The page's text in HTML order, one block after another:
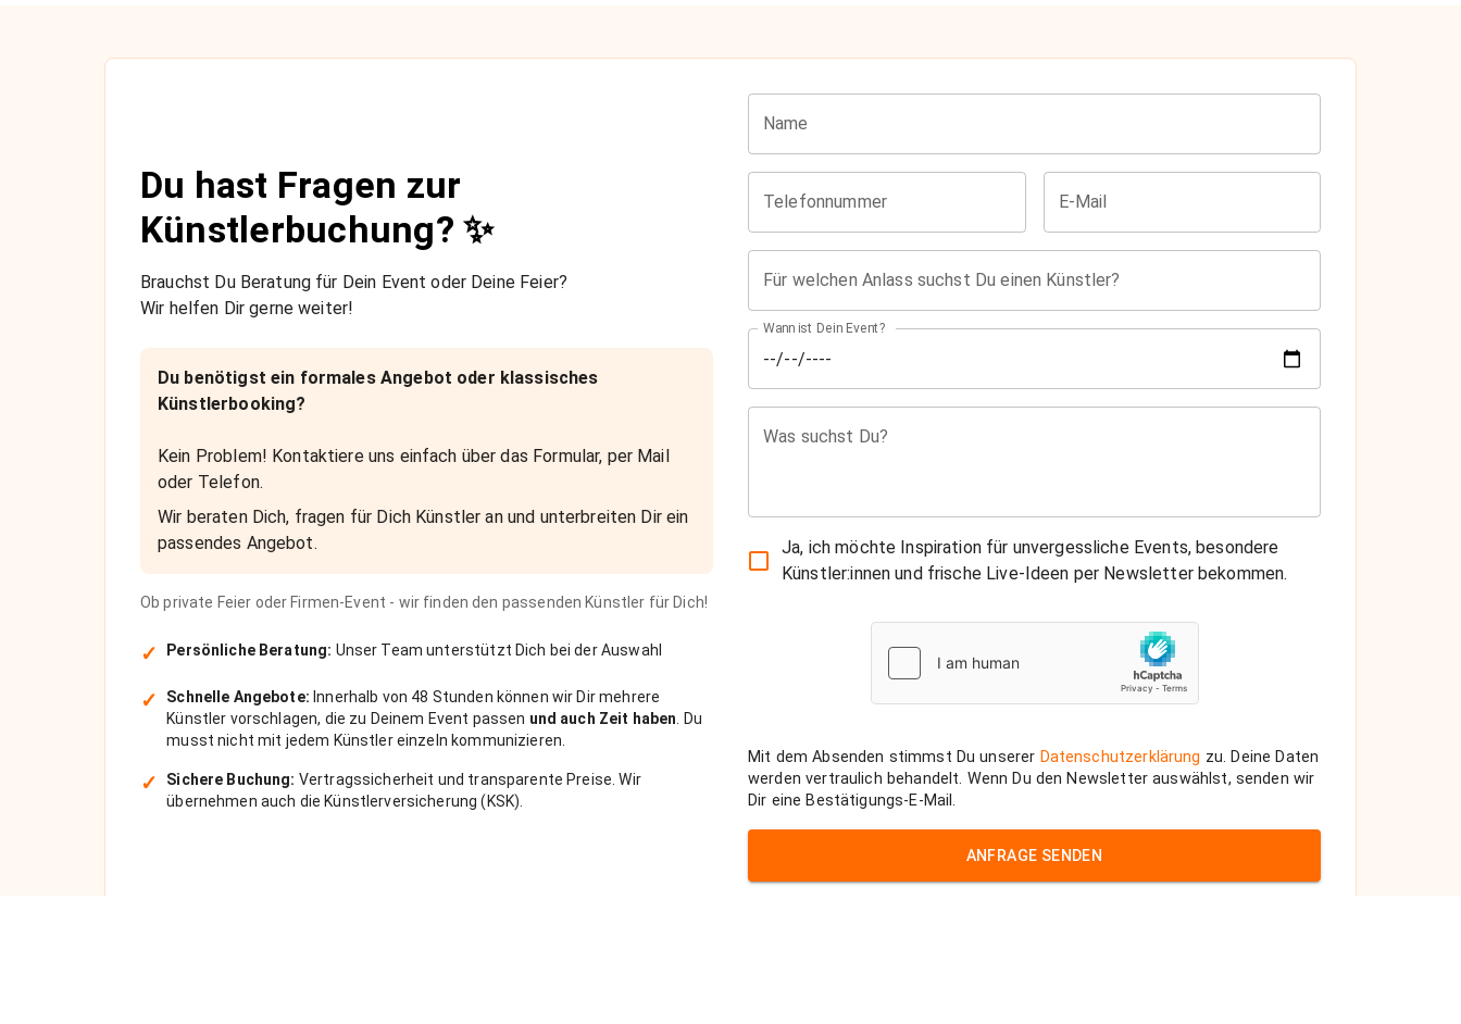
Du hast Fragen zur
Künstlerbuchung? ✨
Brauchst Du Beratung für Dein Event oder Deine Feier?
Wir helfen Dir gerne weiter!
Du benötigst ein formales Angebot oder klassisches
Künstlerbooking?
Kein Problem! Kontaktiere uns einfach über das Formular, per Mail
oder Telefon.
Wir beraten Dich, fragen für Dich Künstler an und unterbreiten Dir ein
passendes Angebot.
Ob private Feier oder Firmen-Event - wir finden den passenden Künstler für Dich!
✓ Persönliche Beratung: Unser Team unterstützt Dich bei der Auswahl
✓ Schnelle Angebote: Innerhalb von 48 Stunden können wir Dir mehrere
Künstler vorschlagen, die zu Deinem Event passen und auch Zeit haben . Du
musst nicht mit jedem Künstler einzeln kommunizieren.
✓ Sichere Buchung: Vertragssicherheit und transparente Preise. Wir
übernehmen auch die Künstlerversicherung (KSK).
Name
Telefonnummer E-Mail
Für welchen Anlass suchst Du einen Künstler?
Wann ist Dein Event?
Was suchst Du?
Ja, ich möchte Inspiration für unvergessliche Events, besondere
Künstler:innen und frische Live-Ideen per Newsletter bekommen.
Mit dem Absenden stimmst Du unserer Datenschutzerklärung zu. Deine Daten
werden vertraulich behandelt. Wenn Du den Newsletter auswählst, senden wir
Dir eine Bestätigungs-E-Mail.
ANFRAGE SENDEN